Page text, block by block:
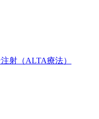
射（ALTA療法）